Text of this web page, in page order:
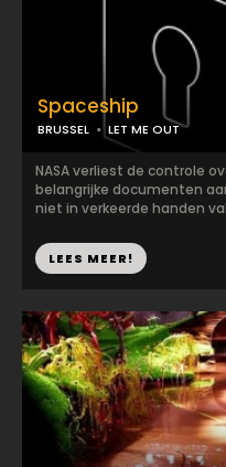
Spaceship
BRUSSEL LET ME OUT
NASA verliest de controle
belangrijke documenten
niet in verkeerde handen
LEES MEER!